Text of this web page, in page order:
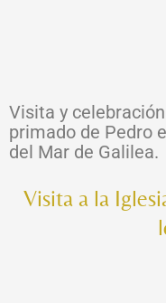
Visita y
primado de Pedro
del Mar de Galilea.
Visita a la